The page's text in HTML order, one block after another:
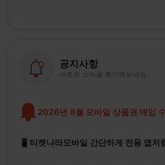
공지사항
새로운 소식을 확인해보세요.
2026년 8월 모바일 상품권 매입